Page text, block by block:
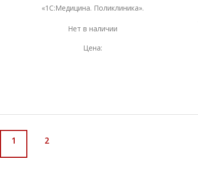
«1С:Медицина. Поликлиника».
Нет в наличии
Цена:
1 2